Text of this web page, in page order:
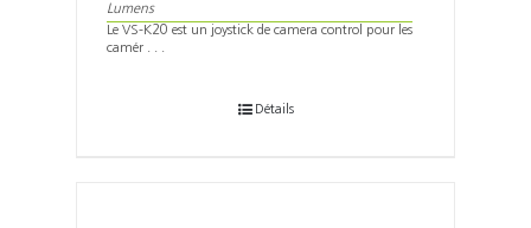
Lumens
Le VS-K20 est un joystick de camera control pour les
camér . . .
Détails